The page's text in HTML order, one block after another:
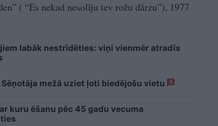
( “Es nekad nesolīju tev rožu dārzu”), 1977
labāk nestrīdēties: viņi vienmēr atradīs
mežā uziet ļoti biedējošu vietu 5
kuru ēšanu pēc 45 gadu vecuma